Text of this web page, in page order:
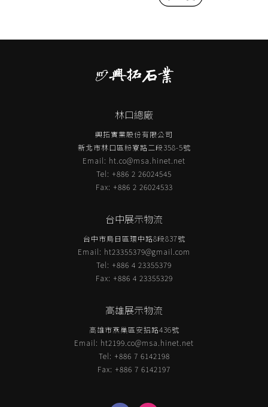
林口總廠
興拓實業股份有限公司
新北市林口區粉寮路二段358-5號
Email: ht.co@msa.hinet.net
Tel: +886 2 26024545
Fax: +886 2 26024533
台中展示物流
台中市烏日區環中路8段837號
Email: ht23355379@gmail.com
Tel: +886 4 23355379
Fax: +886 4 23355329
高雄展示物流
高雄市燕巢區安招路436號
Email: ht2199.co@msa.hinet.net
Tel: +886 7 6142198
Fax: +886 7 6142197